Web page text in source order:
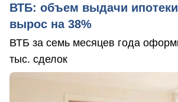
ВТБ: объем выдачи
вырос на 38%
ВТБ за семь месяцев года
тыс. сделок